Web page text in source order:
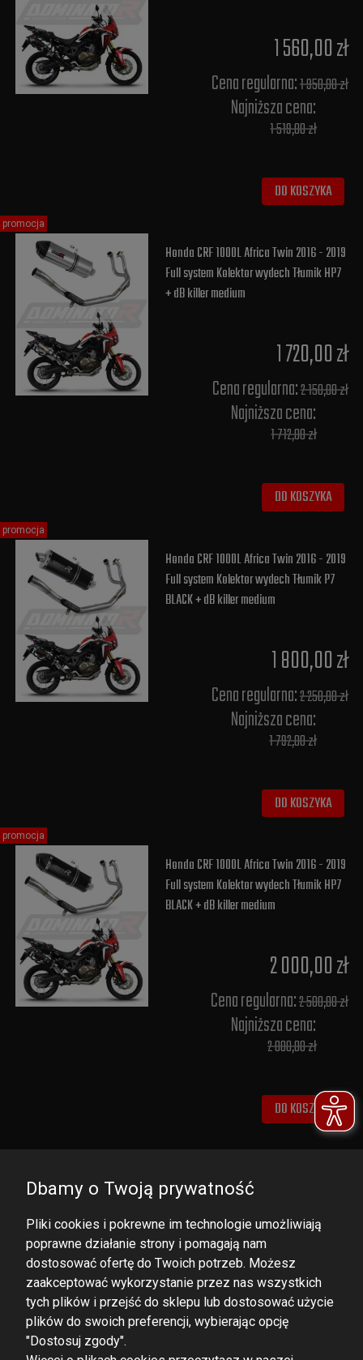
1 560,00 zł
Cena regularna:1 950,00 zł
Najniższa cena:
1 519,00 zł
DO KOSZYKA
Honda CRF 1000L Africa Twin 2016 - 2019
Full system Kolektor wydech Tłumik HP7
+ dB killer medium
1 720,00 zł
Cena regularna:2 150,00 zł
Najniższa cena:
1 712,00 zł
DO KOSZYKA
promocja
Honda CRF 1000L Africa Twin 2016 - 2019
Full system Kolektor wydech Tłumik P7
BLACK + dB killer medium
1 800,00 zł
Cena regularna:2 250,00 zł
Najniższa cena:
1 792,00 zł
DO KOSZYKA
promocja
Honda CRF 1000L Africa Twin 2016 - 2019
Full system Kolektor wydech Tłumik HP7
BLACK + dB killer medium
2 000,00 zł
Cena regularna:2 500,00 zł
Najniższa cena:
2 000,00 zł
DO KOSZYKA
promocja
DOMINATOR GROUP Sp. z o.o.
Ludowa 59, 43-514 Kaniów,
Dbamy o Twoją prywatność
Pliki cookies i pokrewne im technologie umożliwiają
poprawne działanie strony i pomagają nam
dostosować ofertę do Twoich potrzeb. Możesz
zaakceptować wykorzystanie przez nas wszystkich
tych plików i przejść do sklepu lub dostosować użycie
plików do swoich preferencji, wybierając opcję
"Dostosuj zgody".